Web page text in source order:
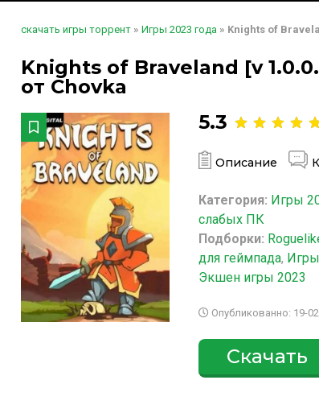
скачать игры торрент » Игры 2023 года » Knights of
Knights of Braveland [v
от Chovka
5.3
Описание
Категория: Игры
слабых ПК
Подборки:
для геймпада,
Экшен игры 2023
Опубликованно: 19-
Скачать